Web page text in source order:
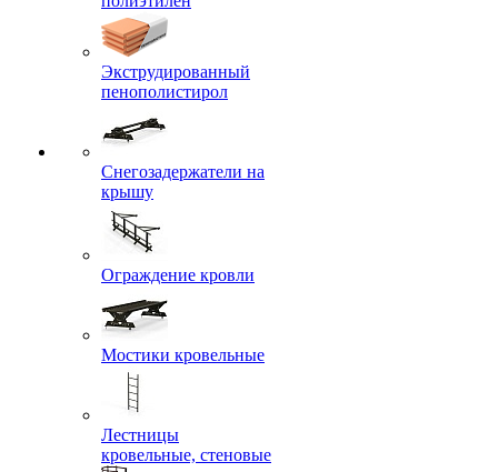
Экструдированный
пенополистирол
Снегозадержатели на
крышу
Ограждение кровли
Мостики кровельные
Лестницы
кровельные, стеновые